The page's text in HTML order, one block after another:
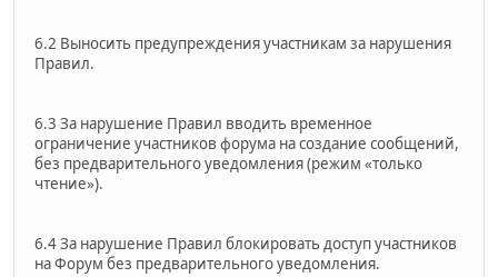
6.2 Выносить предупреждения участникам за нарушения
Правил.
6.3 За нарушение Правил вводить временное
ограничение участников форума на создание сообщений,
без предварительного уведомления (режим «только
чтение»).
6.4 За нарушение Правил блокировать доступ участников
на Форум без предварительного уведомления.